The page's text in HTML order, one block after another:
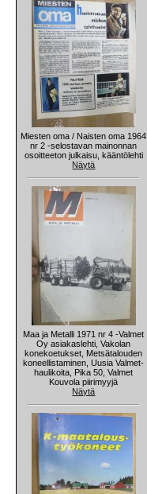
Miesten oma / Naisten oma 1964
nr 2 -selostavan mainonnan
osoitteeton julkaisu, kääntölehti
Näytä
Maa ja Metalli 1971 nr 4 -Valmet
Oy asiakaslehti, Vakolan
konekoetukset, Metsätalouden
koneellistaminen, Uusia Valmet-
haulikoita, Pika 50, Valmet
Kouvola piirimyyjä
Näytä